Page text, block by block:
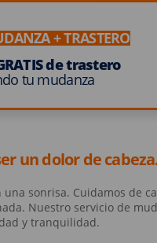
+ TRASTERO
de trastero
tu mudanza
un dolor de
sonrisa. Cuidamos de
Nuestro servicio de
y tranquilidad.